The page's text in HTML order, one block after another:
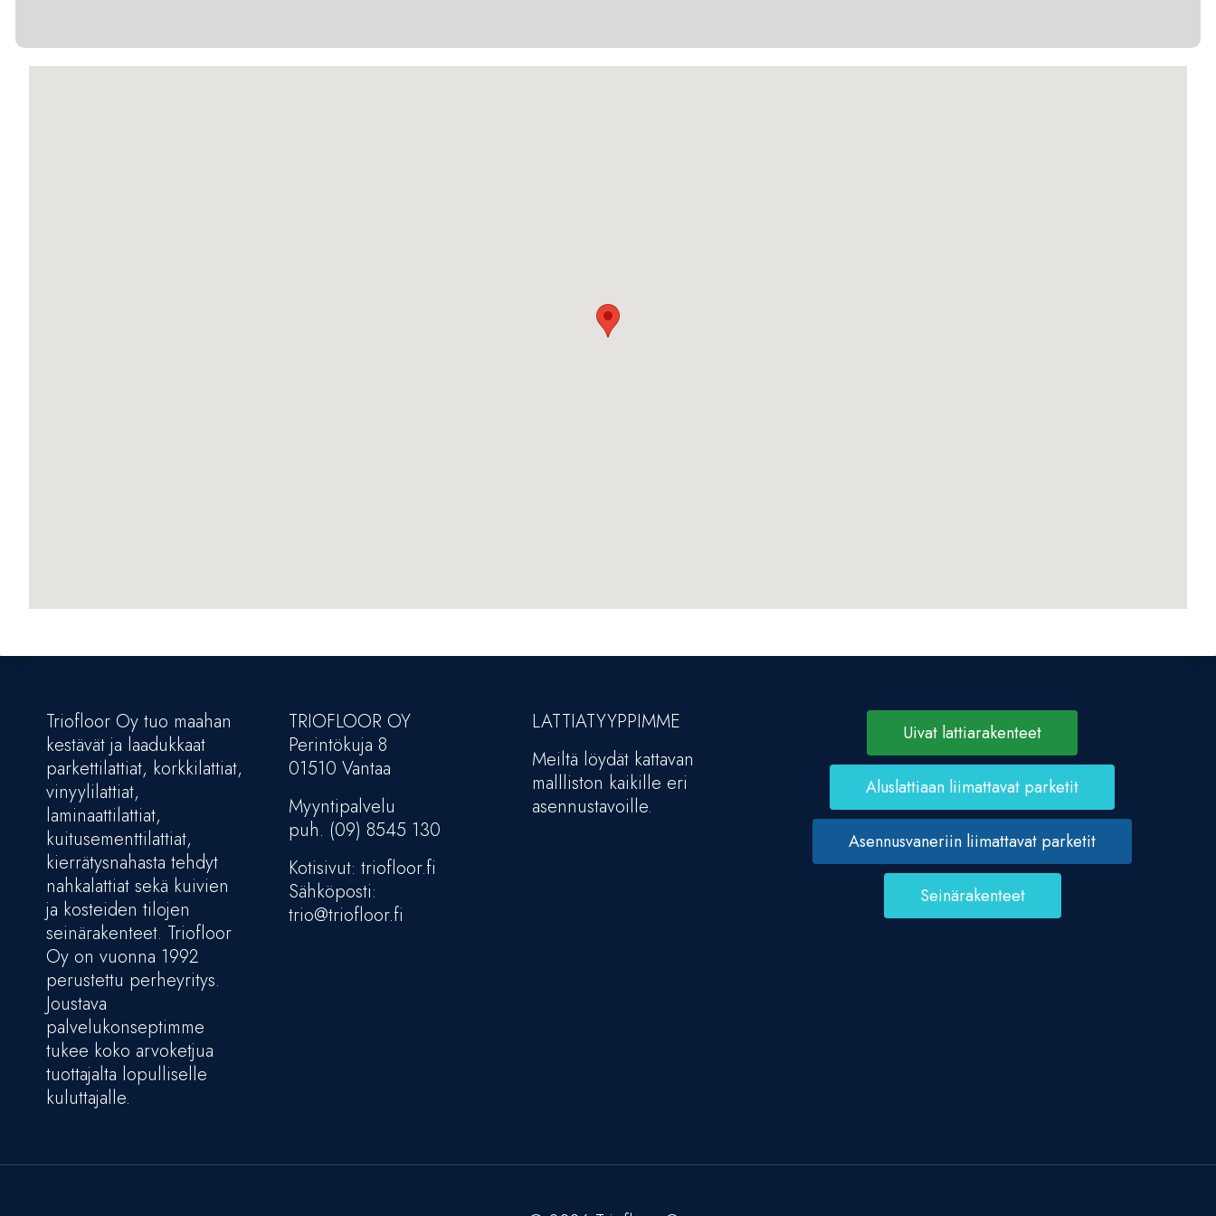
Triofloor Oy tuo maahan
kestävät ja laadukkaat
parkettilattiat, korkkilattiat,
vinyylilattiat,
laminaattilattiat,
kuitusementtilattiat,
kierrätysnahasta tehdyt
nahkalattiat sekä kuivien
ja kosteiden tilojen
seinärakenteet. Triofloor
Oy on vuonna 1992
perustettu perheyritys.
Joustava
palvelukonseptimme
tukee koko arvoketjua
tuottajalta lopulliselle
kuluttajalle.
TRIOFLOOR OY
Perintökuja 8
01510 Vantaa
Myyntipalvelu
puh. (09) 8545 130
Kotisivut: triofloor.fi
Sähköposti:
trio@triofloor.fi
LATTIATYYPPIMME
Meiltä löydät kattavan
mallliston kaikille eri
asennustavoille.
Uivat lattiarakenteet
Aluslattiaan liimattavat parketit
Asennusvaneriin liimattavat parketit
Seinärakenteet